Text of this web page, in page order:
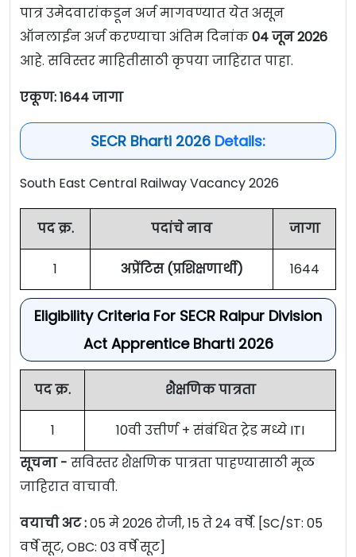
पात्र उमेदवारांकडून अर्ज मागवण्यात येत असून
ऑनलाईन अर्ज करण्याचा अंतिम दिनांक04 जून 2026
आहे. सविस्तर माहितीसाठी कृपया जाहिरात पाहा.
एकूण: 1644 जागा
SECR Bharti 2026 Details:
South East Central Railway Vacancy 2026
पद क्र. पदांचे नाव जागा
1 अप्रेंटिस (प्रशिक्षणार्थी) 1644
Eligibility Criteria For SECR Raipur Division
Act Apprentice Bharti 2026
पद क्र. शैक्षणिक पात्रता
1
10वी उत्तीर्ण + संबंधित ट्रेड मध्ये ITI
सूचना - सविस्तर शैक्षणिक पात्रता पाहण्यासाठी मूळ
जाहिरात वाचावी.
वयाची अट :05 मे 2026 रोजी, 15 ते 24 वर्षे. [SC/ST: 05
वर्षे सूट, OBC: 03 वर्षे सूट]